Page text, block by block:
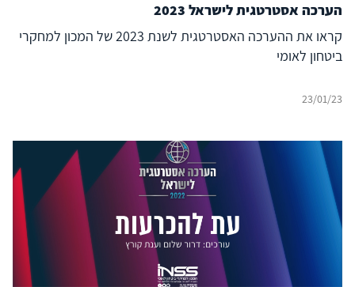
הערכה אסטרטגית לישראל 2023
קראו את ההערכה האסטרטגית לשנת 2023 של המכון למחקרי
ביטחון לאומי
23/01/23